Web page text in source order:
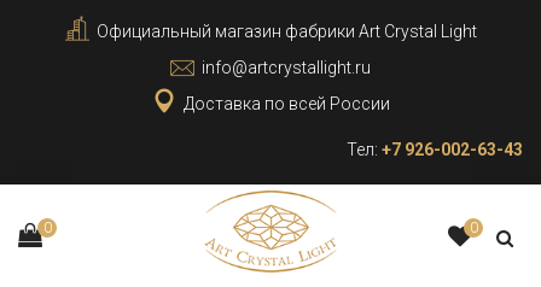
Официальный магазин фабрики Art Crystal Light
info@artcrystallight.ru
Доставка по всей России
Тел: +7 926-002-63-43
0 0